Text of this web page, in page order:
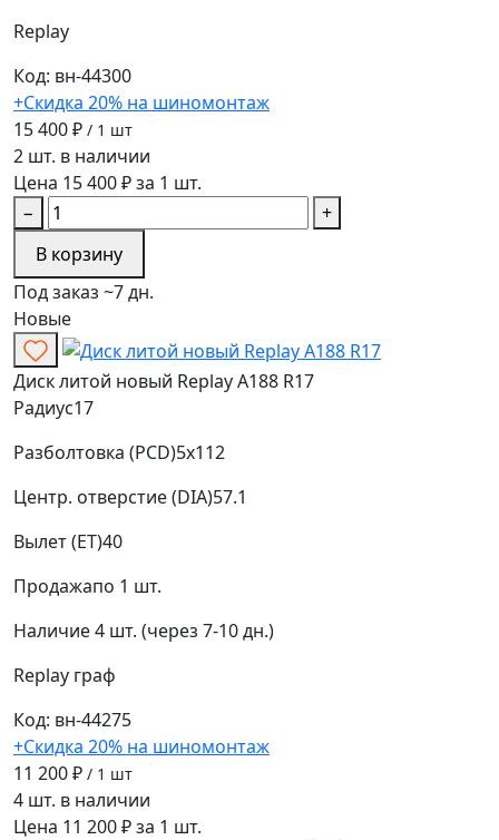
Replay
Код: вн-44300
+Скидка 20% на шиномонтаж
15 400 ₽ / 1 шт
2 шт. в наличии
Цена 15 400 ₽ за 1 шт.
−
+
В корзину
Под заказ ~7 дн.
Новые
Диск литой новый Replay A188 R17
Радиус17
Разболтовка (PCD)5x112
Центр. отверстие (DIA)57.1
Вылет (ET)40
Продажапо 1 шт.
Наличие4 шт. (через 7-10 дн.)
Replay граф
Код: вн-44275
+Скидка 20% на шиномонтаж
11 200 ₽ / 1 шт
4 шт. в наличии
Цена 11 200 ₽ за 1 шт.